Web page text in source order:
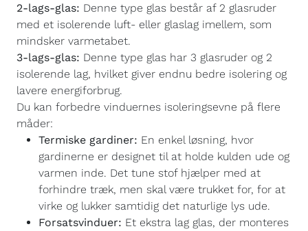
2-lags-glas: Denne type glas består af 2 glasruder
med et isolerende luft- eller glaslag imellem, som
mindsker varmetabet.
3-lags-glas: Denne type glas har 3 glasruder og 2
isolerende lag, hvilket giver endnu bedre isolering og
lavere energiforbrug.
Du kan forbedre vinduernes isoleringsevne på flere
måder:
Termiske gardiner: En enkel løsning, hvor
gardinerne er designet til at holde kulden ude og
varmen inde. Det tune stof hjælper med at
forhindre træk, men skal være trukket for, for at
virke og lukker samtidig det naturlige lys ude.
Forsatsvinduer: Et ekstra lag glas, der monteres